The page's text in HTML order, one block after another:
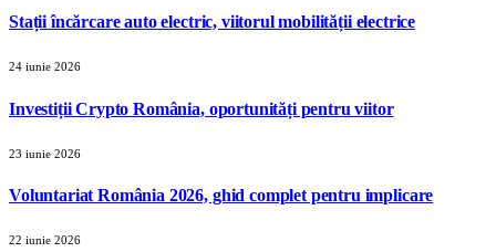
Stații încărcare auto electric, viitorul mobilității electrice
24 iunie 2026
Investiții Crypto România, oportunități pentru viitor
23 iunie 2026
Voluntariat România 2026, ghid complet pentru implicare
22 iunie 2026